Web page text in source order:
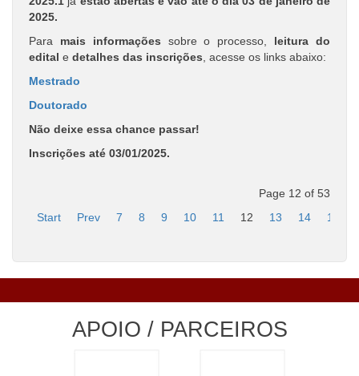
2025.
Para mais informações sobre o processo, leitura do
edital e detalhes das inscrições , acesse os links abaixo:
Mestrado
Doutorado
Não deixe essa chance passar!
Inscrições até 03/01/2025.
Page 12 of 53
Start
Prev 7 8 9 10 11 12 13 14 15
APOIO / PARCEIROS